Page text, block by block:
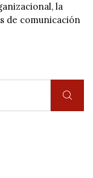
la
de comunicación